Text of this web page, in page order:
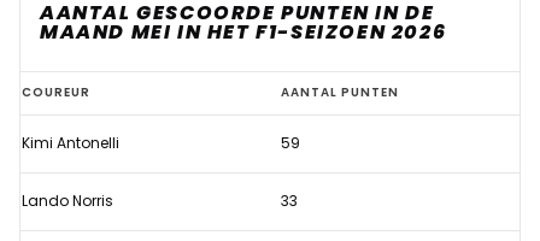
AANTAL GESCOORDE PUNTEN IN DE
MAAND MEI IN HET F1-SEIZOEN 2026
Verstappen
toont
tekenen
van
COUREUR AANTAL PUNTEN
Kimi Antonelli 59
Lando Norris 33